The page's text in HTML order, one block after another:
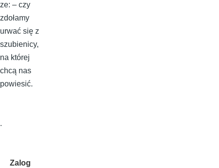
ze: – czy
zdołamy
urwać się z
szubienicy,
na której
chcą nas
powiesić.
.
Zalog